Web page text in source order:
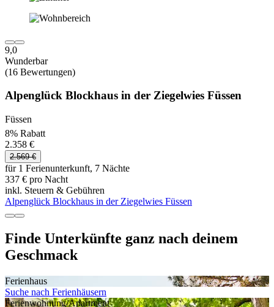
9,0
Wunderbar
(16 Bewertungen)
Alpenglück Blockhaus in der Ziegelwies Füssen
Füssen
8% Rabatt
2.358 €
2.569 €
für 1 Ferienunterkunft, 7 Nächte
337 € pro Nacht
inkl. Steuern & Gebühren
Alpenglück Blockhaus in der Ziegelwies Füssen
Finde Unterkünfte ganz nach deinem
Geschmack
Ferienhaus
Suche nach Ferienhäusern
Ferienwohnung/Apartment